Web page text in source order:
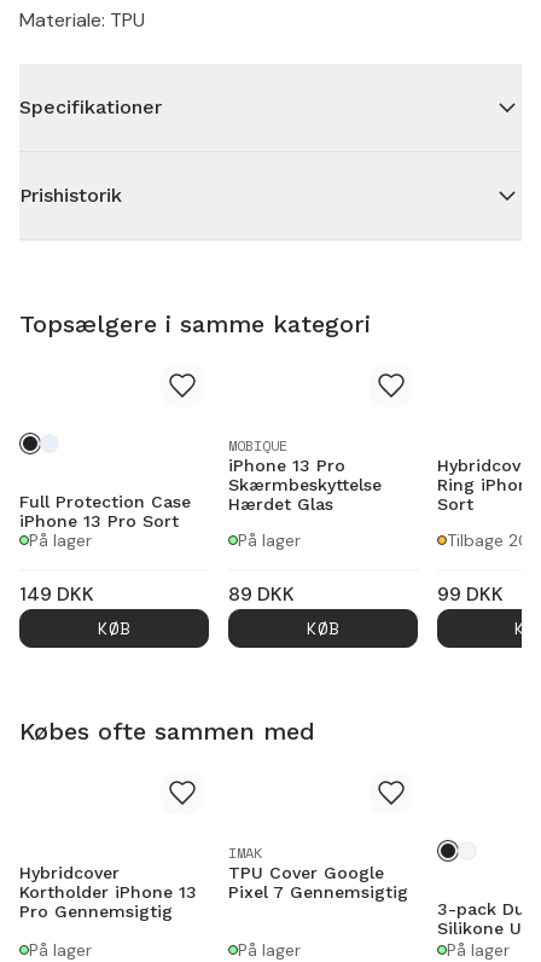
Materiale: TPU
Specifikationer
Prishistorik
Topsælgere i samme kategori
Full Protection Case
iPhone 13 Pro Sort
På lager
149 DKK
KØB
MOBIQUE
iPhone 13 Pro
Skærmbeskyttelse
Hærdet Glas
På lager
89 DKK
KØB
Ring
Sort
Tilbage
99 DKK
Købes ofte sammen med
Hybridcover
Kortholder iPhone 13
Pro Gennemsigtig
På lager
IMAK
TPU Cover Google
Pixel 7 Gennemsigtig
På lager
3-pack
Silikone
På lager